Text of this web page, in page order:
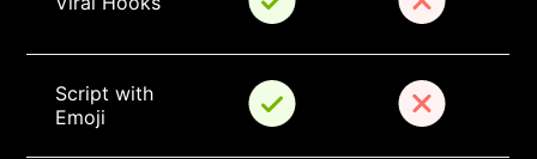
Script with
Emoji